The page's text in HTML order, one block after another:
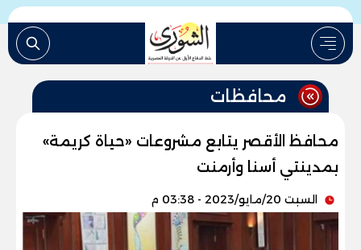
محافظات
محافظ الأقصر يتابع مشروعات «حياة كريمة»
بمدينتي أسنا وأرمنت
السبت 20/مايو/2023 - 03:38 م